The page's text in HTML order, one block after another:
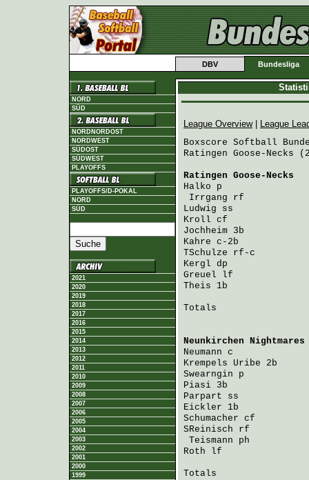
DBV Bundesliga
NORD
SÜD
NORDNORDOST
NORDWEST
SÜDOST
SÜDWEST
PLAYOFFS
PLAYOFFS/D-POKAL
NORD
SÜD
2021
2020
2019
2018
2017
2016
2015
2014
2013
2012
2011
2010
2009
2008
2007
2006
2005
2004
2003
2002
2001
2000
1999
League Overview|
League
Boxscore Softball
Ratingen Goose-
Ratingen Goose-Necks
Halko p
Irrgang rf
Ludwig ss
Kroll cf
Jochheim 3b
Kahre c-2b
TSchulze rf-c
Kergl dp
Greuel lf
Theis 1b
Totals
Neunkirchen Nightmares
Neumann c
Krempels Uribe 2b
Swearngin p
Piasi 3b
Parpart ss
Eickler 1b
Schumacher cf
SReinisch rf
Teismann ph
Roth lf
Totals